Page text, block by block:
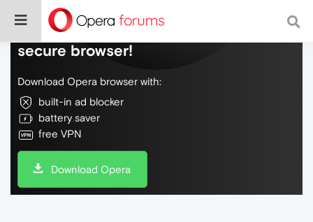
Do more on the web, with a fast and
secure browser!
Download Opera browser with:
built-in ad blocker
battery saver
free VPN
Download Opera